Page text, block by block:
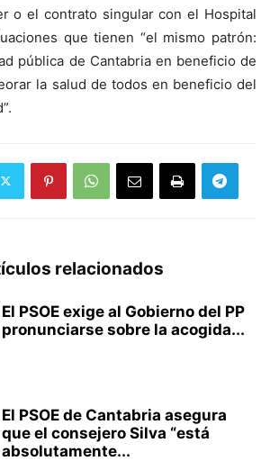
o el contrato singular con el Hospital
que tienen “el mismo patrón:
pública de Cantabria en beneficio de
la salud de todos en beneficio del
relacionados
El PSOE exige al Gobierno del PP
pronunciarse sobre la acogida...
El PSOE de Cantabria asegura
que el consejero Silva “está
absolutamente...